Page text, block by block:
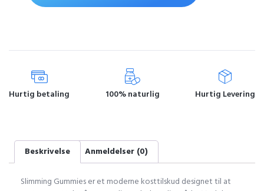
Hurtig betaling 100% naturlig Hurtig Levering
Beskrivelse Anmeldelser (0)
Slimming Gummies er et moderne kosttilskud designet til at